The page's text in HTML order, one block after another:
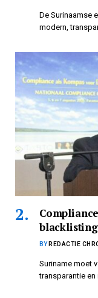
De Surinaamse
modern,
BY REDACTIE
Suriname moet
transparantie en